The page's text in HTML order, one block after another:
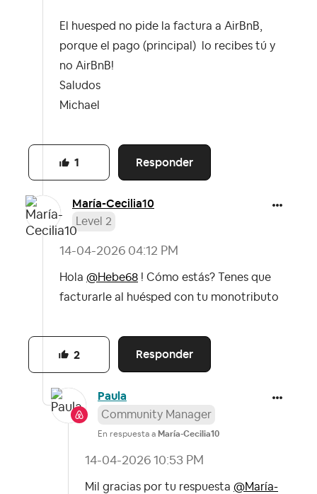
El huesped no pide la factura a AirBnB,
porque el pago (principal) lo recibes tú y
no AirBnB!
Saludos
Michael
Responder
1
María-Cecilia10
Level 2
‎14-04-2026 04:12 PM
Hola @Hebe68 ! Cómo estás? Tenes que
facturarle al huésped con tu monotributo
Responder
2
Paula
Community Manager
En respuesta a María-Cecilia10
‎14-04-2026 10:53 PM
Mil gracias por tu respuesta @María-